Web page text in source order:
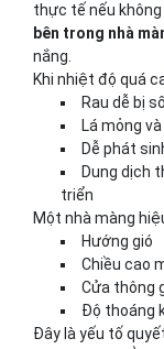
thực tế nếu
bên trong nhà
nắng.
Khi nhiệt độ quá
Rau dễ bị
Lá mỏng
Dễ phát
Dung dịch
triển
Một nhà màng
Hướng gió
Chiều cao
Cửa thông
Độ thoáng
Đây là yếu tố